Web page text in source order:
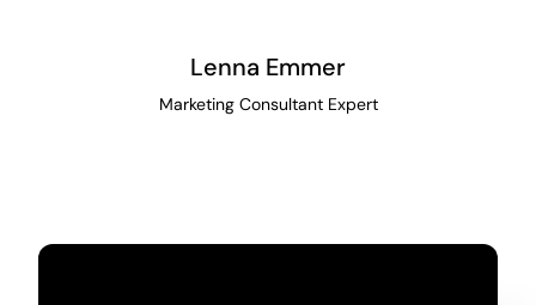
Lenna Emmer
Marketing Consultant Expert